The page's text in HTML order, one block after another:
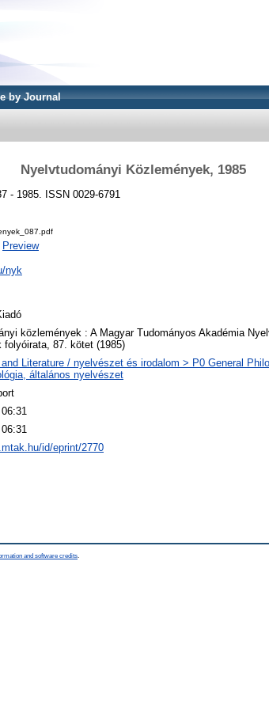
by Journal
Nyelvtudományi Közlemények, 1985
- 1985. ISSN 0029-6791
Preview
nyk
közlemények : A Magyar Tudományos Akadémia
folyóirata, 87. kötet (1985)
and Literature / nyelvészet és irodalom > P0 General
általános nyelvészet
id/eprint/2770
and software credits